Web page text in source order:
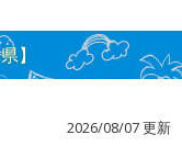
】
2026/08/07 更新